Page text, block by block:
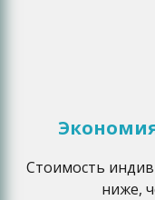
Стоимость
ниже,